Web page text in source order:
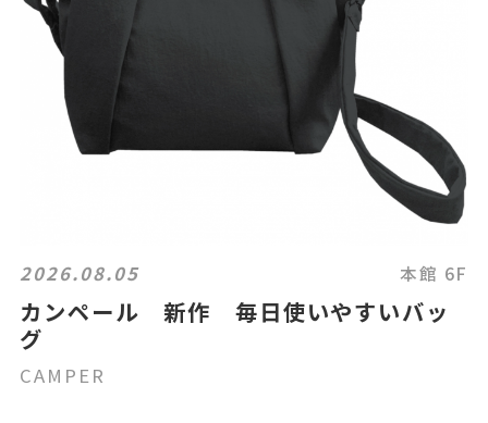
2026.08.05 本館 6F
カンペール 新作 毎日使いやすいバッ
グ
CAMPER